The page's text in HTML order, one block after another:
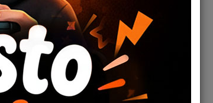
2.4 GHz + Bluetooth
Vista / 7 / 8 / 10 / 11, macOS, iOS, Android
10 m
integrada
100 h
1 h